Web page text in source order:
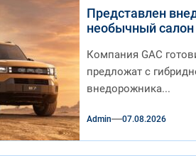
Представлен
необычный салон
Компания GAC
предложат с
внедорожника...
Admin 07.08.2026